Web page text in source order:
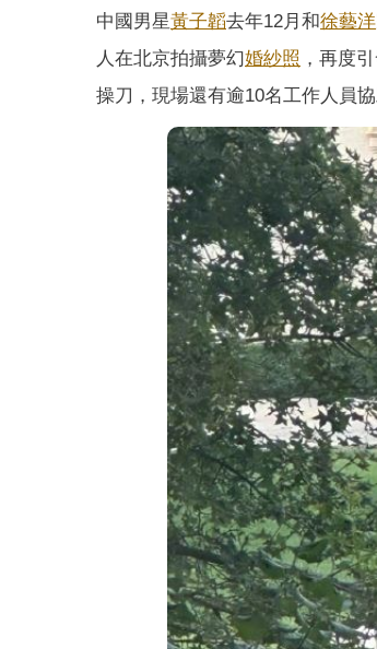
中國男星黃子韜去年12月和徐藝洋
人在北京拍攝夢幻婚紗照 ，再度
操刀，現場還有逾10名工作人員